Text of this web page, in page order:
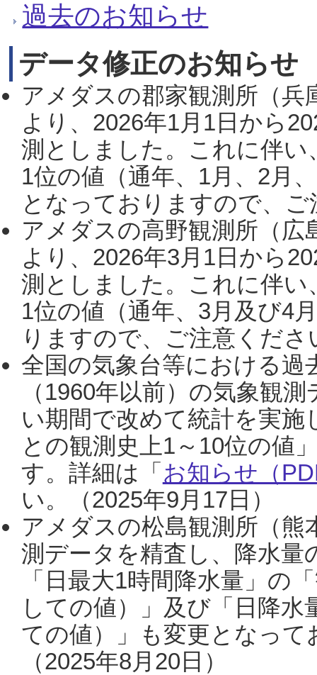
過去のお知らせ
データ修正のお知らせ
アメダスの郡家観測所（
より、2026年1月1日から
測としました。これに伴い
1位の値（通年、1月、2月
となっておりますので、
アメダスの高野観測所（
より、2026年3月1日から
測としました。これに伴い
1位の値（通年、3月及び4
りますので、ご注意くだ
全国の気象台等における過
（1960年以前）の気象観
い期間で改めて統計を実
との観測史上1～10位の値
す。詳細は「 お知らせ（
い。（2025年9月17日）
アメダスの松島観測所（熊
測データを精査し、降水
「日最大1時間降水量」の
しての値）」及び「日降
ての値）」も変更となっ
（2025年8月20日）